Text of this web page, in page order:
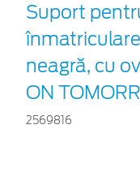
Suport
neagră, cu
ON
2569816